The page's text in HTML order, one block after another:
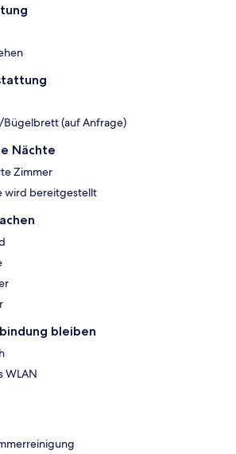
Bügelbrett (auf Anfrage)
Nächte
Zimmer
wird bereitgestellt
bleiben
WLAN